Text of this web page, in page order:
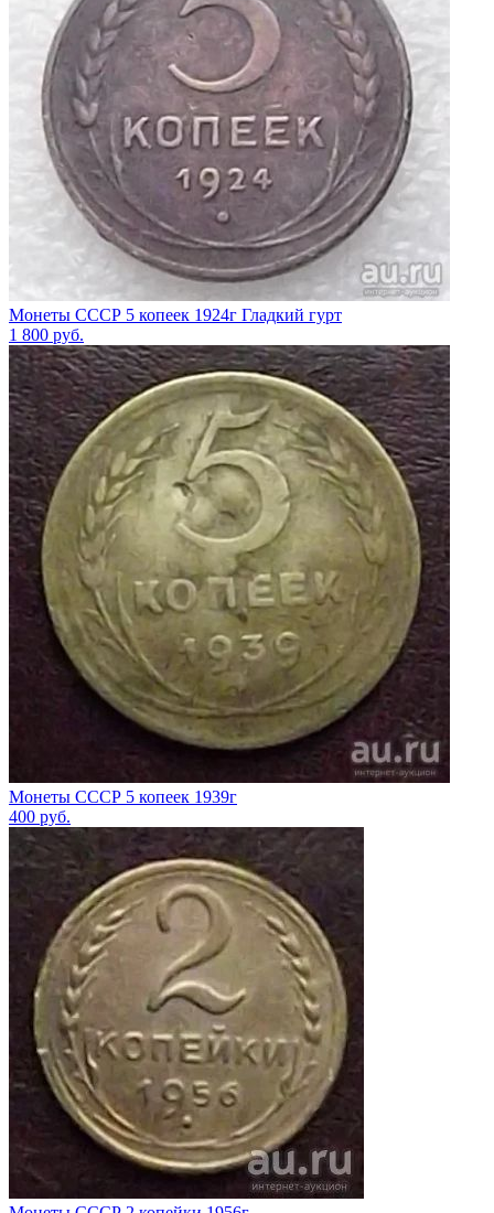
Монеты СССР 5 копеек 1924г Гладкий гурт
1 800 руб.
Монеты СССР 5 копеек 1939г
400 руб.